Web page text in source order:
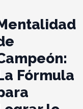
Fórmula